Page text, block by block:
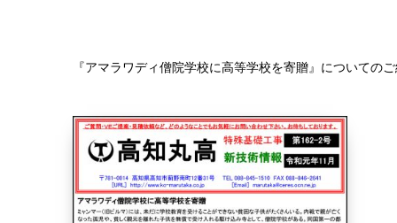
『アマラワディ僧院学校に高等学校を寄贈』についての